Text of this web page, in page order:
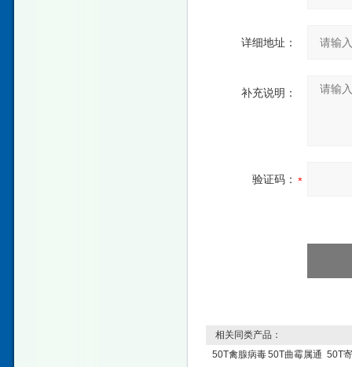
详细地址：
补充说明：
验证码：
相关同类产品：
50T禽腺病毒50T曲霉属通 50T